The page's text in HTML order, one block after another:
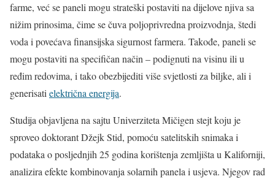
farme, već se paneli mogu strateški postaviti na dijelove njiva sa
nižim prinosima, čime se čuva poljoprivredna proizvodnja, štedi
voda i povećava finansijska sigurnost farmera. Takođe, paneli se
mogu postaviti na specifičan način – podignuti na visinu ili u
ređim redovima, i tako obezbijediti više svjetlosti za biljke, ali i
generisati električna energija.
Studija objavljena na sajtu Univerziteta Mičigen stejt koju je
sproveo doktorant Džejk Stid, pomoću satelitskih snimaka i
podataka o posljednjih 25 godina korištenja zemljišta u Kaliforniji,
analizira efekte kombinovanja solarnih panela i usjeva. Njegov rad